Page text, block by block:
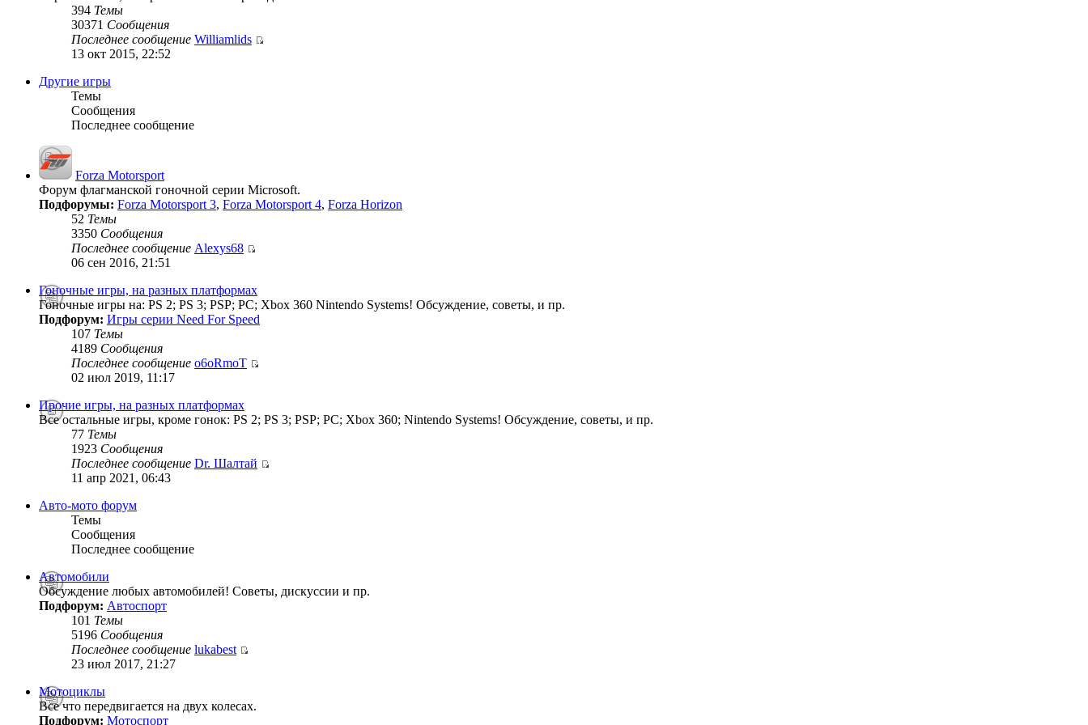
394 Темы
30371 Сообщения
Последнее сообщение Williamlids
13 окт 2015, 22:52
Другие игры
Темы
Сообщения
Последнее сообщение
Forza Motorsport
Форум флагманской гоночной серии Microsoft.
Подфорумы: Forza Motorsport 3, Forza Motorsport 4, Forza Horizon
52 Темы
3350 Сообщения
Последнее сообщение Alexys68
06 сен 2016, 21:51
Гоночные игры, на разных платформах
Гоночные игры на: PS 2; PS 3; PSP; PC; Xbox 360 Nintendo Systems! Обсуждение, советы, и пр.
Подфорум: Игры серии Need For Speed
107 Темы
4189 Сообщения
Последнее сообщение o6oRmoT
02 июл 2019, 11:17
Прочие игры, на разных платформах
Все остальные игры, кроме гонок: PS 2; PS 3; PSP; PC; Xbox 360; Nintendo Systems! Обсуждение, советы, и пр.
77 Темы
1923 Сообщения
Последнее сообщение Dr. Шалтай
11 апр 2021, 06:43
Авто-мото форум
Темы
Сообщения
Последнее сообщение
Автомобили
Обсуждение любых автомобилей! Советы, дискуссии и пр.
Подфорум: Автоспорт
101 Темы
5196 Сообщения
Последнее сообщение lukabest
23 июл 2017, 21:27
Мотоциклы
Все что передвигается на двух колесах.
Подфорум: Мотоспорт